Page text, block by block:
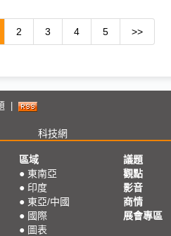
2 3 4 5 >>
科技網
區域
● 東南亞
● 印度
● 東亞/中國
● 國際
● 圖表
議題
觀點
影音
商情
展會專區